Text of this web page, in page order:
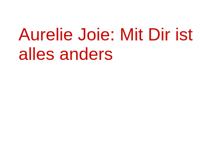
Aurelie Joie: Mit Dir ist
alles anders